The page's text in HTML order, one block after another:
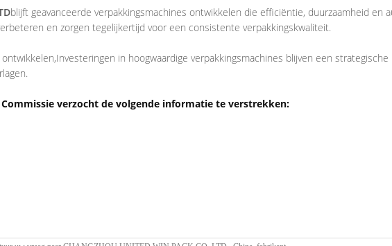
blijft geavanceerde verpakkingsmachines ontwikkelen die efficiëntie, duurzaamheid
en zorgen tegelijkertijd voor een consistente verpakkingskwaliteit.
in hoogwaardige verpakkingsmachines blijven een
verzocht de volgende informatie te verstrekken: